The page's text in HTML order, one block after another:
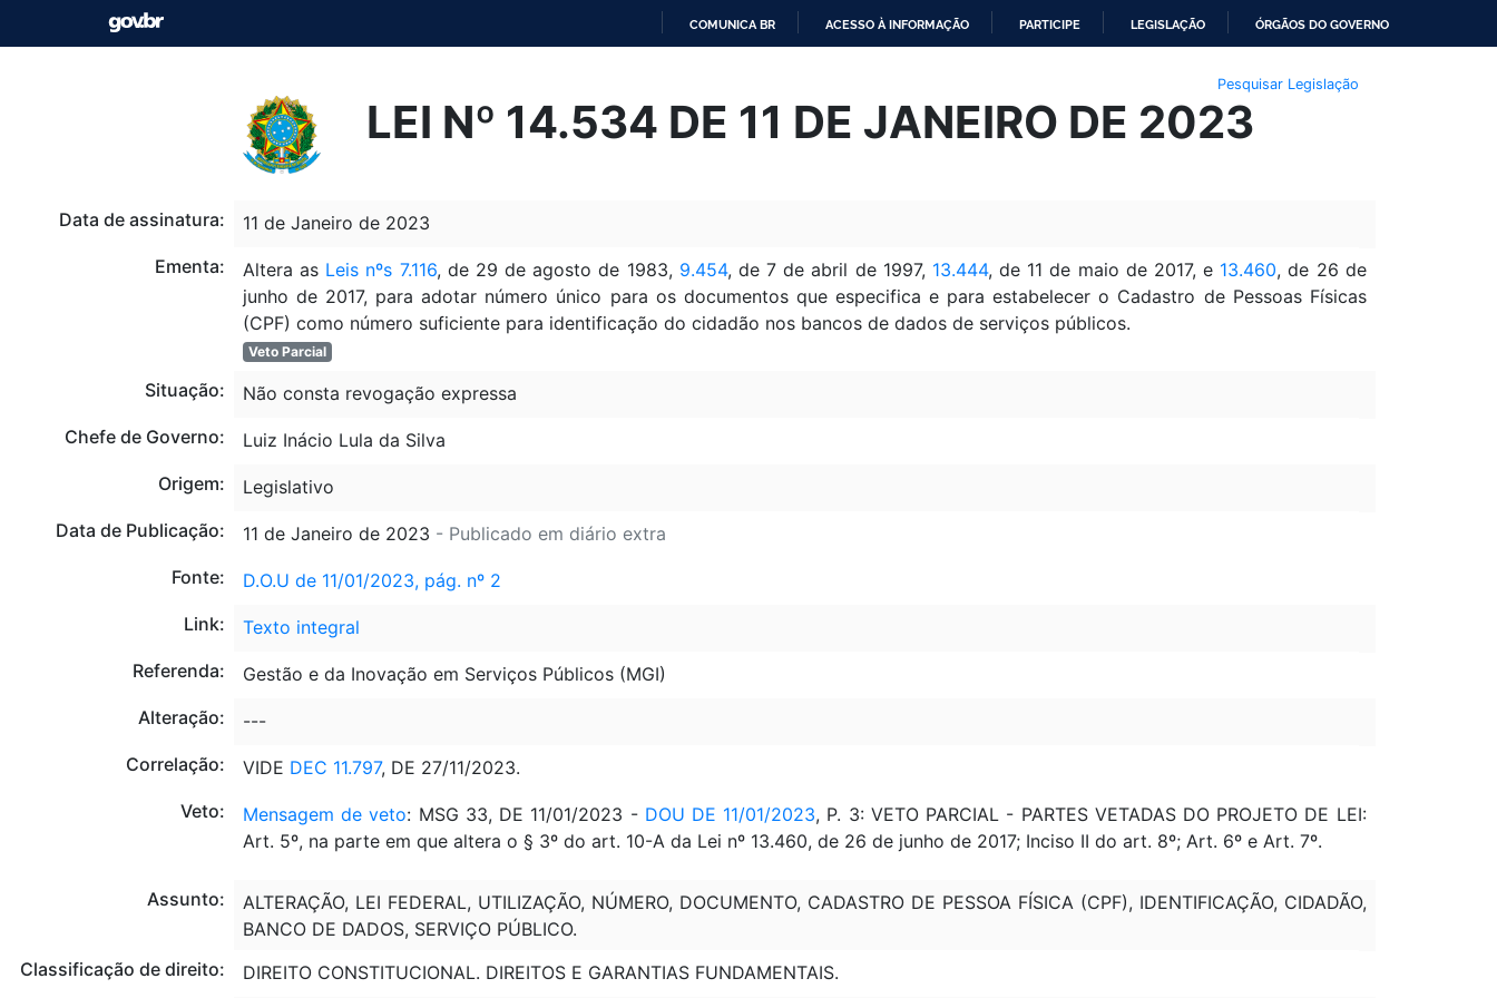
O
CONTEÚDO
COMUNICA BR ACESSO À INFORMAÇÃO PARTICIPE LEGISLAÇÃO ÓRGÃOS DO GOVERNO
Pesquisar Legislação
LEI Nº 14.534 DE 11 DE JANEIRO DE 2023
Data de assinatura:
11 de Janeiro de 2023
Ementa:
Altera as Leis nºs 7.116, de 29 de agosto de 1983, 9.454, de 7 de abril de 1997, 13.444, de 11 de maio de 2017, e 13.460, de 26 de
junho de 2017, para adotar número único para os documentos que especifica e para estabelecer o Cadastro de Pessoas Físicas
(CPF) como número suficiente para identificação do cidadão nos bancos de dados de serviços públicos.
Veto Parcial
Situação:
Não consta revogação expressa
Chefe de Governo:
Luiz Inácio Lula da Silva
Origem:
Legislativo
Data de Publicação:
11 de Janeiro de 2023 - Publicado em diário extra
Fonte:
D.O.U de 11/01/2023, pág. nº 2
Link:
Texto integral
Referenda:
Gestão e da Inovação em Serviços Públicos (MGI)
Alteração:
---
Correlação:
VIDE DEC 11.797, DE 27/11/2023.
Veto:
Mensagem de veto: MSG 33, DE 11/01/2023 - DOU DE 11/01/2023, P. 3: VETO PARCIAL - PARTES VETADAS DO PROJETO DE LEI:
Art. 5º, na parte em que altera o § 3º do art. 10-A da Lei nº 13.460, de 26 de junho de 2017; Inciso II do art. 8º; Art. 6º e Art. 7º.
Assunto:
ALTERAÇÃO, LEI FEDERAL, UTILIZAÇÃO, NÚMERO, DOCUMENTO, CADASTRO DE PESSOA FÍSICA (CPF), IDENTIFICAÇÃO, CIDADÃO,
BANCO DE DADOS, SERVIÇO PÚBLICO.
Classificação de direito:
DIREITO CONSTITUCIONAL. DIREITOS E GARANTIAS FUNDAMENTAIS.